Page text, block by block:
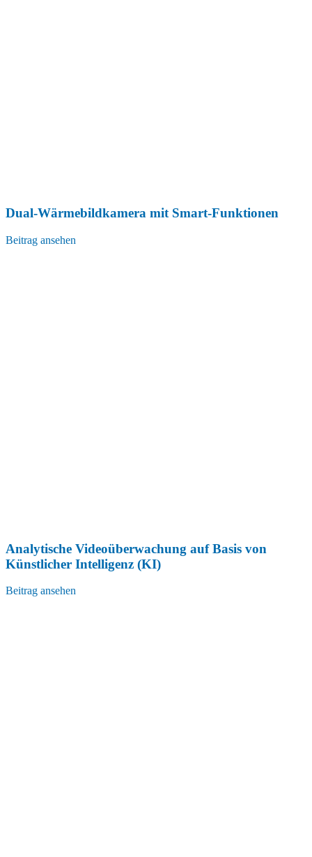
Dual-Wärmebildkamera mit Smart-Funktionen
Beitrag ansehen
Analytische Videoüberwachung auf Basis von
Künstlicher Intelligenz (KI)
Beitrag ansehen